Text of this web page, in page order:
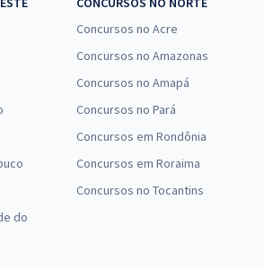
do
Concursos no Acre
Concursos no Amazonas
Concursos no Amapá
Concursos no Pará
Concursos em Rondônia
Concursos em Roraima
Concursos no Tocantins